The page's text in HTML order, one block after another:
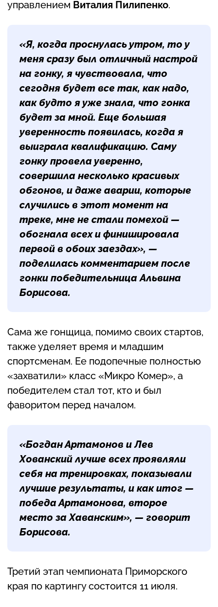
управлением Виталия Пилипенко.
«Я, когда проснулась утром, то у
меня сразу был отличный настрой
на гонку, я чувствовала, что
сегодня будет все так, как надо,
как будто я уже знала, что гонка
будет за мной. Еще большая
уверенность появилась, когда я
выиграла квалификацию. Саму
гонку провела уверенно,
совершила несколько красивых
обгонов, и даже аварии, которые
случились в этот момент на
треке, мне не стали помехой —
обогнала всех и финишировала
первой в обоих заездах», —
поделилась комментарием после
гонки победительницаАльвина
Борисова.
Сама же гонщица, помимо своих стартов,
также уделяет время и младшим
спортсменам. Ее подопечные полностью
«захватили» класс «Микро Комер», а
победителем стал тот, кто и был
фаворитом перед началом.
«Богдан Артамонов и Лев
Хованский лучше всех проявляли
себя на тренировках, показывали
лучшие результаты, и как итог —
победа Артамонова, второе
место за Хаванским», — говорит
Борисова.
Третий этап чемпионата Приморского
края по картингу состоится 11 июля.